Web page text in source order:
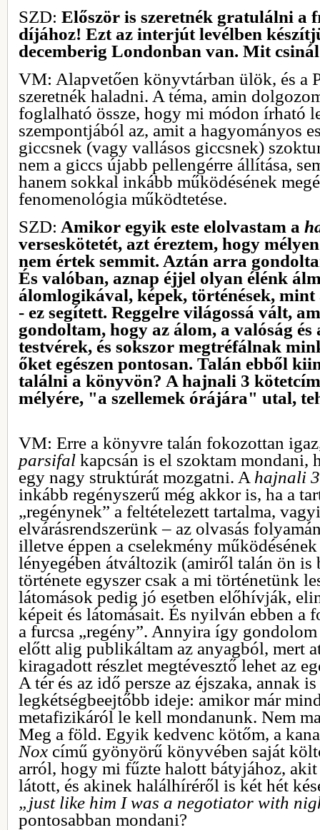
SZD: Először is szeretnék gratulálni a
díjához! Ezt az interjút levélben
decemberig Londonban van. Mit
VM: Alapvetően könyvtárban ülök, és a
szeretnék haladni. A téma, amin
foglalható össze, hogy mi módon írható
szempontjából az, amit a hagyományos
giccsnek (vagy vallásos giccsnek)
nem a giccs újabb pellengérre állítása,
hanem sokkal inkább működésének
fenomenológia működtetése.
SZD: Amikor egyik este elolvastam a
verseskötetét, azt éreztem, hogy
nem értek semmit. Aztán arra
És valóban, aznap éjjel olyan élénk
álomlogikával, képek, történések,
- ez segített. Reggelre világossá vált,
gondoltam, hogy az álom, a valóság és
testvérek, és sokszor megtréfálnak
őket egészen pontosan. Talán ebből
találni a könyvön? A hajnali 3
mélyére, "a szellemek órájára" utal,
VM: Erre a könyvre talán fokozottan
parsifal kapcsán is el szoktam mondani,
egy nagy struktúrát mozgatni. A hajnali 3
inkább regényszerű még akkor is, ha a
„regénynek” a feltételezett tartalma,
elvárásrendszerünk – az olvasás
illetve éppen a cselekmény
lényegében átváltozik (amiről talán ön is
története egyszer csak a mi történetünk
látomások pedig jó esetben előhívják,
képeit és látomásait. És nyilván ebben a
a furcsa „regény”. Annyira így
előtt alig publikáltam az anyagból, mert
kiragadott részlet megtévesztő lehet az
A tér és az idő persze az éjszaka, annak
legkétségbeejtőbb ideje: amikor már
metafizikáról le kell mondanunk. Nem
Meg a föld. Egyik kedvenc kötőm, a
Nox című gyönyörű könyvében saját
arról, hogy mi fűzte halott bátyjához, akit
látott, és akinek halálhíréről is két hét
„just like him I was a negotiator with
pontosabban mondani?